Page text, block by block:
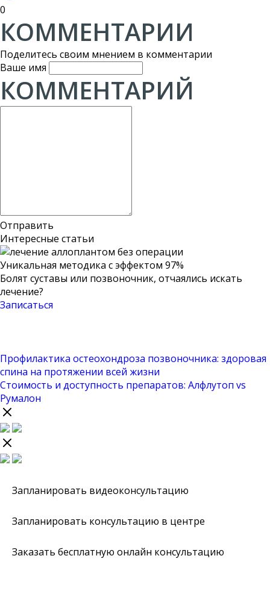
0
КОММЕНТАРИИ
Поделитесь своим мнением в комментарии
Ваше имя
КОММЕНТАРИЙ
Отправить
Интересные статьи
Уникальная методика с эффектом 97%
Болят суставы или позвоночник, отчаялись искать
лечение?
Записаться
Профилактика остеохондроза позвоночника: здоровая
спина на протяжении всей жизни
Стоимость и доступность препаратов: Алфлутоп vs
Румалон
Запланировать видеоконсультацию
Запланировать консультацию в центре
Заказать бесплатную онлайн консультацию